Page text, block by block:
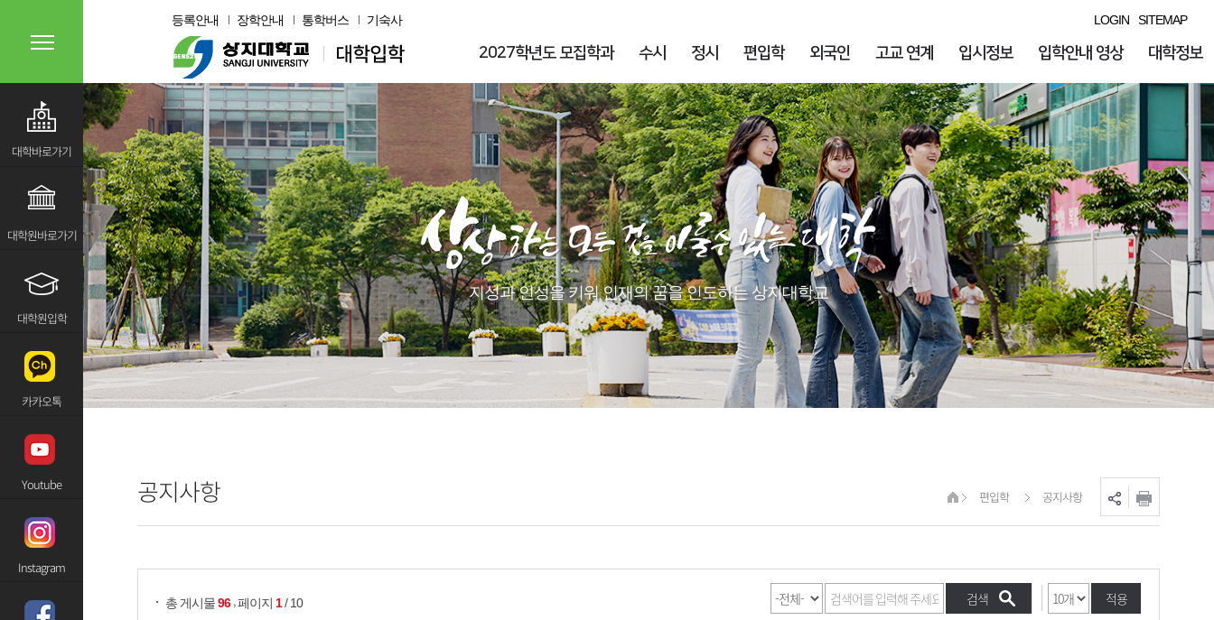
등록안내 장학안내 통학버스 기숙사 LOGIN SITEMAP
대학바로가기
대학원바로가기
대학원입학
카카오톡
Youtube
Instagram
2027학년도 모집학과 수시 정시 편입학 외국인 고교 연계 입시정보 입학안내 영상 대학정보
지성과 인성을 키워 인재의 꿈을 인도하는 상지대학교
공지사항 편입학 공지사항
총 게시물96 ,페이지 1/ 10 적용